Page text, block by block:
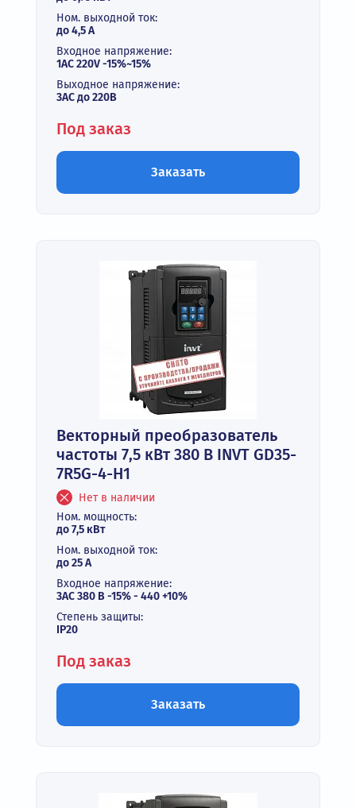
Ном. выходной ток:
до 4,5 А
Входное напряжение:
1AC 220V -15%~15%
Выходное напряжение:
3АС до 220В
Под заказ
Заказать
Векторный преобразователь
частоты 7,5 кВт 380 В INVT GD35-
7R5G-4-H1
Нет в наличии
Ном. мощность:
до 7,5 кВт
Ном. выходной ток:
до 25 А
Входное напряжение:
3АС 380 В -15% - 440 +10%
Степень защиты:
IP20
Под заказ
Заказать